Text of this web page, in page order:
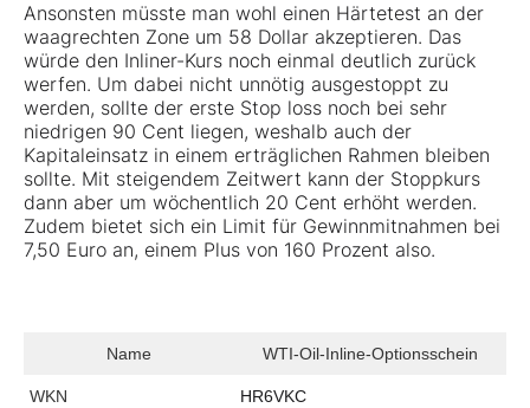
Ansonsten müsste man wohl einen Härtetest an der
waagrechten Zone um 58 Dollar akzeptieren. Das
würde den Inliner-Kurs noch einmal deutlich zurück
werfen. Um dabei nicht unnötig ausgestoppt zu
werden, sollte der erste Stop loss noch bei sehr
niedrigen 90 Cent liegen, weshalb auch der
Kapitaleinsatz in einem erträglichen Rahmen bleiben
sollte. Mit steigendem Zeitwert kann der Stoppkurs
dann aber um wöchentlich 20 Cent erhöht werden.
Zudem bietet sich ein Limit für Gewinnmitnahmen bei
7,50 Euro an, einem Plus von 160 Prozent also.
Name WTI-Oil-Inline-Optionsschein
WKN HR6VKC